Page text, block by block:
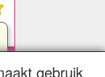
gebruik